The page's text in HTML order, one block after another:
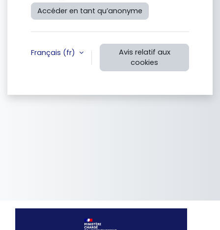
Accéder en tant qu’anonyme
Français ‎(fr)‎
Avis relatif aux
cookies